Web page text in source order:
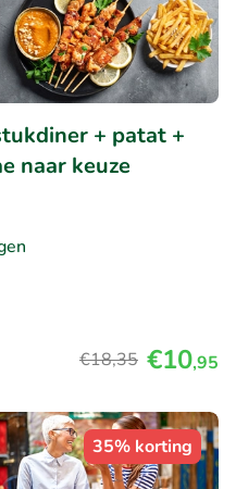
+ patat +
naar keuze
€18,35 €10,95
35% korting